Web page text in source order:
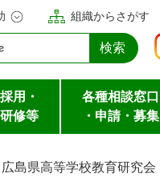
組織からさがす
用・
修等
各種相談窓口
・申請・募集
広島県高等学校教育研究